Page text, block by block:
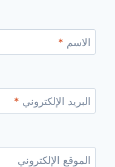
الاسم *
البريد الإلكتروني *
الموقع الإلكتروني